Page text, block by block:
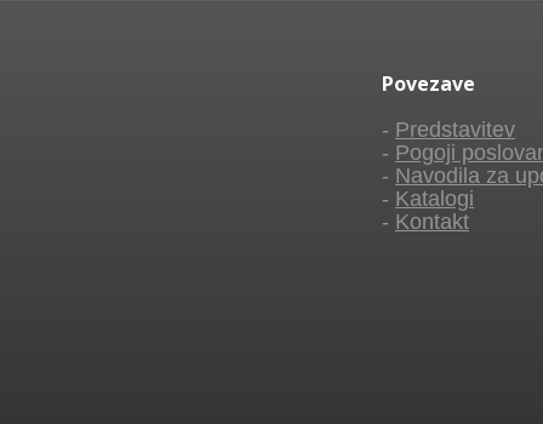
Povezave
- Predstavitev
- Pogoji
- Navodila za
- Katalogi
- Kontakt